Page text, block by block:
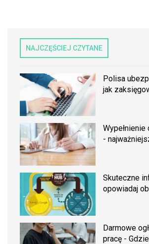
NAJCZĘŚCIEJ CZYTANE
Polisa
jak
Wypełnienie
-
Skuteczne
opowiadaj
Darmowe
pracę -